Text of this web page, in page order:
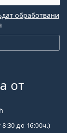
обработвани
от
до 16:00ч.)